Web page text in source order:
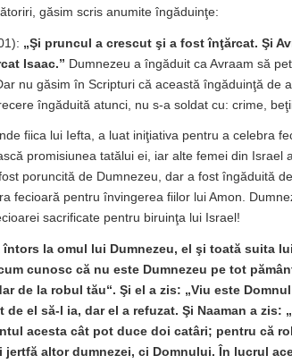
găsim scris anumite îngăduinţe:
„Şi pruncul a crescut şi a fost înţărcat. Şi
Isaac.” Dumnezeu a îngăduit ca Avraam să
nu găsim în Scripturi că această îngăduinţă de
îngăduită atunci, nu s-a soldat cu: crime,
fiica lui Iefta, a luat iniţiativa pentru a celebra
promisiunea tatălui ei, iar alte femei din Israel
poruncită de Dumnezeu, dar a fost îngăduită
fecioară pentru învingerea fiilor lui Amon.
sacrificate pentru biruinţa lui Israel!
întors la omul lui Dumnezeu, el şi toată suita
cunosc că nu este Dumnezeu pe tot
de la robul tău“. Şi el a zis: „Viu este
el să-l ia, dar el a refuzat. Şi Naaman a zis:
acesta cât pot duce doi catâri; pentru că
jertfă altor dumnezei, ci Domnului. În lucrul